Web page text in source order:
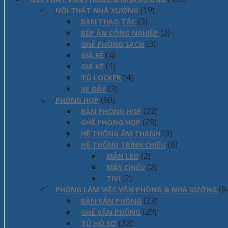
NỘI THẤT NHÀ XƯỞNG (19)
BÀN THAO TÁC (3)
BẾP ĂN CÔNG NGHIỆP (2)
GHẾ PHÒNG SẠCH (3)
GIÁ KÊ (4)
GIÁ KỆ (1)
TỦ LOCKER (4)
XE ĐẨY (3)
PHÒNG HỌP (60)
BÀN PHÒNG HỌP (22)
GHẾ PHÒNG HỌP (29)
HỆ THỐNG ÂM THANH (3)
HỆ THỐNG TRÌNH CHIẾU (6)
MÀN LED (2)
MÁY CHIẾU (2)
TIVI (2)
PHÒNG LÀM VIỆC VĂN PHÒNG & NHÀ XƯỞNG
BÀN VĂN PHÒNG (23)
GHẾ VĂN PHÒNG (29)
TỦ HỒ SƠ (32)